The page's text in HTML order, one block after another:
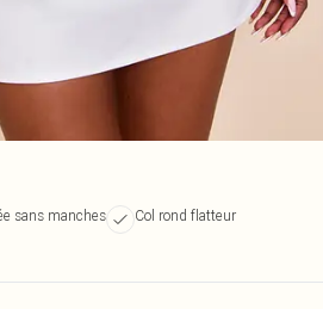
sans manches
Col rond flatteur